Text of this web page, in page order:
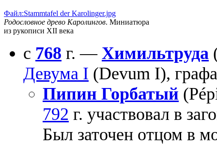
Файл:Stammtafel der Karolinger.jpg
Родословное древо Каролингов. Миниатюра
из рукописи XII века
с 768 г. — Химильтруда
Девума I (Devum I),
Пипин Горбатый
792 г. участвовал в
Был заточен отцом в